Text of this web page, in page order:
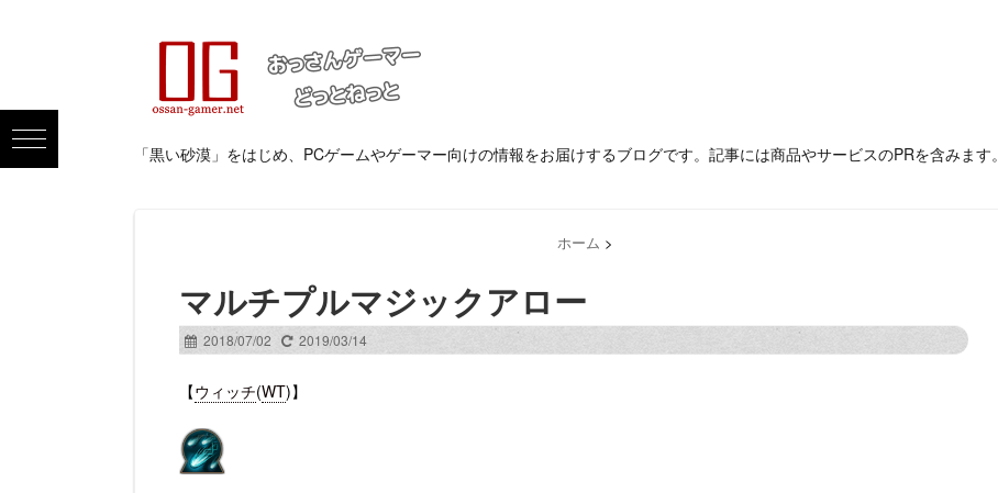
「黒い砂漠」をはじめ、PCゲームやゲーマー向けの情報をお届けするブログです。記事には商品やサービスのPRを含みます。
ホーム >
マルチプルマジックアロー
2018/07/02 2019/03/14
【ウィッチ(WT)】